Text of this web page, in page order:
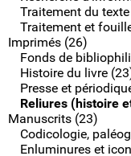
Traitement du
Traitement et
Imprimés (26)
Fonds de
Histoire du livre
Presse et
Reliures (histoire
Manuscrits (23)
Codicologie,
Enluminures et